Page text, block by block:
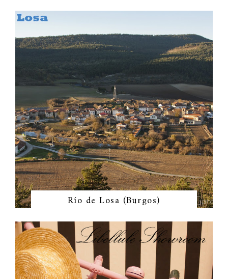
Río de Losa (Burgos)